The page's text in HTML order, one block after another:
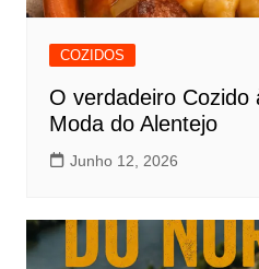
COZIDOS
O verdadeiro Cozido
Moda do Alentejo
Junho 12, 2026